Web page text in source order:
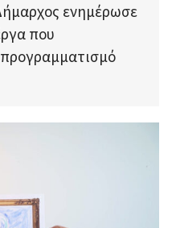
ενημέρωσε
που
προγραμματισμό